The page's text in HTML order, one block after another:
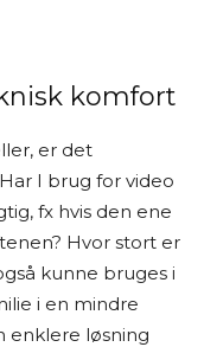
komfort
er det
I brug for video
fx hvis den ene
Hvor stort er
kunne bruges i
i en mindre
enklere løsning